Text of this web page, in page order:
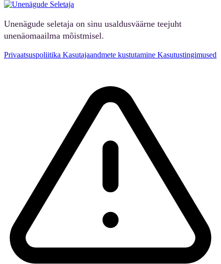
Unenägude seletaja on sinu usaldusväärne teejuht
unenäomaailma mõistmisel.
Privaatsuspoliitika Kasutajaandmete kustutamine Kasutustingimused